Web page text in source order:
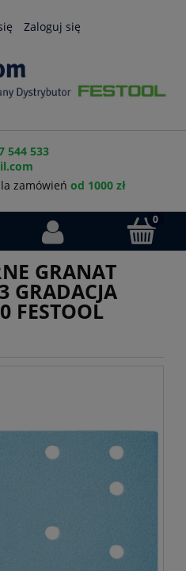
Zaloguj się
544 533
zamówień od 1000 zł
GRANAT
GRADACJA
FESTOOL